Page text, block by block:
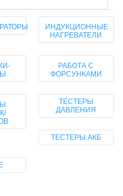
ИНДУКЦИОННЫЕ
НАГРЕВАТЕЛИ
РАБОТА С
ФОРСУНКАМИ
ТЕСТЕРЫ
ДАВЛЕНИЯ
ТЕСТЕРЫ АКБ